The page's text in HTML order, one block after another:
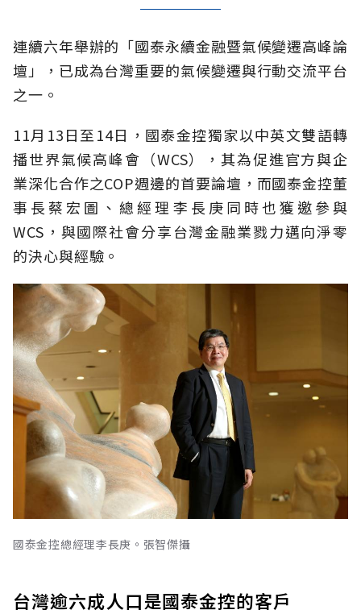
連續六年舉辦的「國泰永續金融暨氣候變遷高峰論
壇」，已成為台灣重要的氣候變遷與行動交流平台
之一。
11月13日至14日，國泰金控獨家以中英文雙語轉
播世界氣候高峰會（WCS），其為促進官方與企
業深化合作之COP週邊的首要論壇，而國泰金控董
事長蔡宏圖、總經理李長庚同時也獲邀參與
WCS，與國際社會分享台灣金融業戮力邁向淨零
的決心與經驗。
國泰金控總經理李長庚。張智傑攝
台灣逾六成人口是國泰金控的客戶